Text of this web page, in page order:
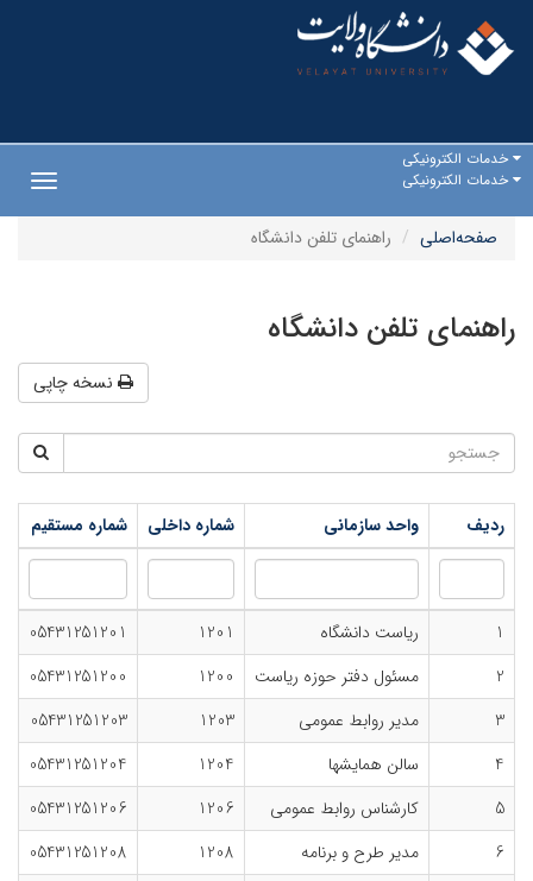
خدمات الکترونیکی
خدمات الکترونیکی
صفحه‌اصلی
راهنمای تلفن دانشگاه
راهنمای تلفن دانشگاه
نسخه چاپی
ردیف واحد سازمانی شماره داخلی شماره مستقیم
1 ریاست دانشگاه 1201
05431251201
2
مسئول دفتر حوزه ریاست 1200
05431251200
3
مدیر روابط عمومی 1203
05431251203
4
سالن همایشها 1204
05431251204
5
کارشناس روابط عمومی 1206
05431251206
6
مدیر طرح و برنامه 1208
05431251208